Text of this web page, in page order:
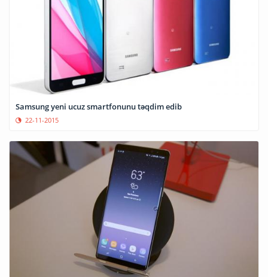
Samsung yeni ucuz smartfonunu təqdim edib
22-11-2015